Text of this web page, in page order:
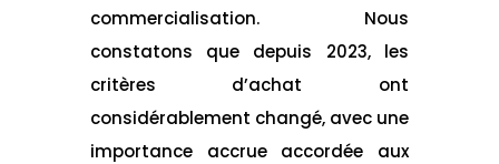
commercialisation. Nous
constatons que depuis 2023, les
critères d’achat ont
considérablement changé, avec une
importance accrue accordée aux